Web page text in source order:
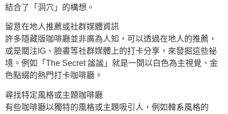
結合了「洞穴」的構想。
留意在地人推薦或社群媒體資訊
許多隱藏版咖啡廳並非廣為人知，可以透過在地人的推薦，
或是關注IG、臉書等社群媒體上的打卡分享，來發掘這些祕
境。例如「The Secret 謐謐」就是一間以白色為主視覺、金
色點綴的熱門打卡咖啡廳。
尋找特定風格或主題咖啡廳
有些咖啡廳以獨特的風格或主題吸引人，例如韓系風格的